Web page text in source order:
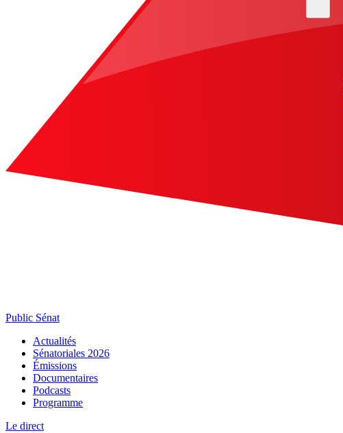
Public Sénat
Actualités
Sénatoriales 2026
Émissions
Documentaires
Podcasts
Programme
Le direct